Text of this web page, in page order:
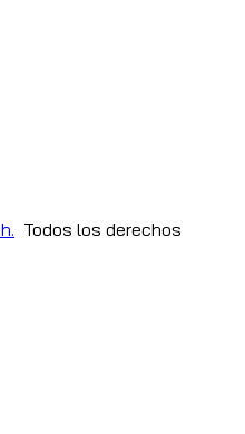
Todos los derechos